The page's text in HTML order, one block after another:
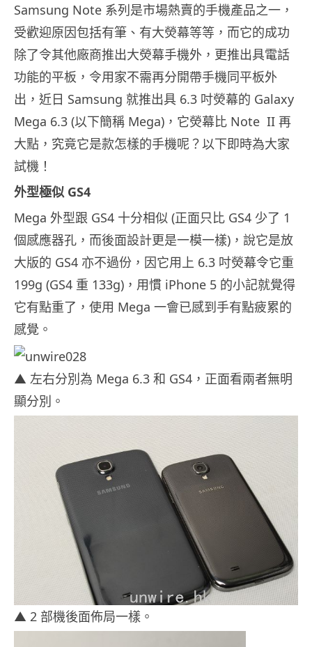
Samsung Note 系列是市場熱賣的手機產品之一，
受歡迎原因包括有筆、有大熒幕等等，而它的成功
除了令其他廠商推出大熒幕手機外，更推出具電話
功能的平板，令用家不需再分開帶手機同平板外
出，近日 Samsung 就推出具 6.3 吋熒幕的 Galaxy
Mega 6.3 (以下簡稱 Mega)，它熒幕比 Note II 再
大點，究竟它是款怎樣的手機呢？以下即時為大家
試機！
外型極似 GS4
Mega 外型跟 GS4 十分相似 (正面只比 GS4 少了 1
個感應器孔，而後面設計更是一模一樣)，說它是放
大版的 GS4 亦不過份，因它用上 6.3 吋熒幕令它重
199g (GS4 重 133g)，用慣 iPhone 5 的小記就覺得
它有點重了，使用 Mega 一會已感到手有點疲累的
感覺。
▲ 左右分別為 Mega 6.3 和 GS4，正面看兩者無明
顯分別。
▲ 2 部機後面佈局一樣。